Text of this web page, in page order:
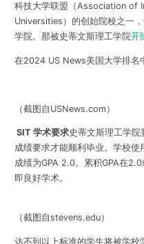
科技大学联盟（Association of
Universities）的创始院校之一
学院。那被史蒂文斯理工学院开
在2024 US News美国大学排名
（截图自USNews.com）
SIT 学术要求史蒂文斯理工学院
成绩要求才能顺利毕业。学校
成绩为GPA 2.0。累积GPA在
即良好学术。
（截图自stevens.edu）
达不到以上标准的学生将被学